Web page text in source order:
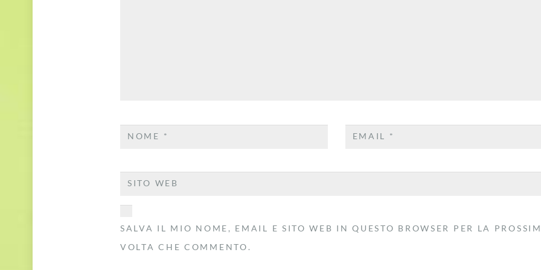
NOME * EMAIL *
SITO WEB
SALVA IL MIO NOME, EMAIL E SITO WEB IN QUESTO BROWSER PER LA
VOLTA CHE COMMENTO.